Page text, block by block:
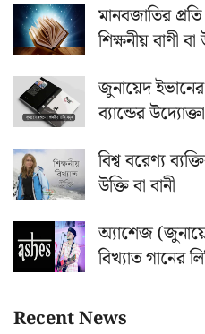
মানবজাতির
শিক্ষনীয় বাণী
জুনায়েদ
ব্যান্ডের উদ্যোক্তা
বিশ্ব বরেণ্য
উক্তি বা বানী
অ্যাশেজ
বিখ্যাত গানের
Recent News